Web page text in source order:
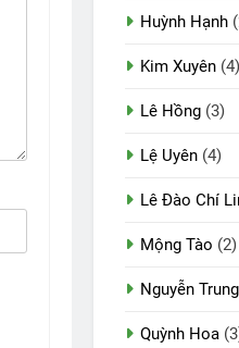
Huỳnh Hạnh
Kim Xuyên (4)
Lê Hồng (3)
Lệ Uyên (4)
Lê Đào Chí
Mộng Tào (2)
Nguyễn
Quỳnh Hoa